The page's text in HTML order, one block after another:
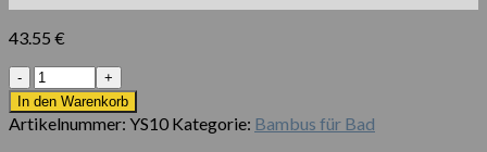
43.55 €
Anzahl
In den Warenkorb
Artikelnummer: YS10 Kategorie: Bambus für Bad